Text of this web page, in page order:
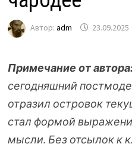
Автор: adm 23.09.2025
Примечание от
сегодняшний
отразил островок
стал формой
мысли. Без отсылок к